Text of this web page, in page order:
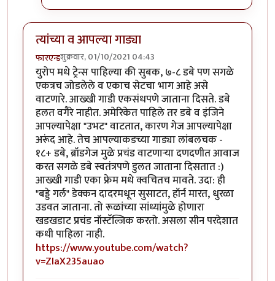
त्यांच्या व आपल्या गाड्या
फारएन्डशुक्रवार, 01/10/2021 04:43
युरोप मधे ट्रेन्स पाहिल्या की सुबक, ७-८ डबे पण सगळे
एकत्रच जोडलेले व एकाच सेटचा भाग आहे असे
वाटणारे. आख्खी गाडी एकसंधपणे जाताना दिसते. डबे
हलत वगैरे नाहीत. अमेरिकेत पाहिले तर डबे व इंजिने
आपल्यापेक्षा "उभट" वाटतात, कारण गेज आपल्यापेक्षा
अरूंद आहे. तेच आपल्याकडच्या गाड्या लांबलचक -
१८+ डबे, ब्रॉडगेज मुळे प्रचंड वाटणार्‍या दणदणीत आवाज
करत सगळे डबे स्वतंत्रपणे डुलत जाताना दिसतात :)
आख्खी गाडी एका फ्रेम मधे क्वचितच मावते. उदा: ही
"बड्डे गर्ल" डेक्कन दादरमधून सुसाटत, हॉर्न मारत, धुरळा
उडवत जाताना. तो रूळांच्या सांध्यांमुळे होणारा
खडखडाट प्रचंड नॉस्टॅल्जिक करतो. असला सीन परदेशात
कधी पाहिला नाही.
https://www.youtube.com/watch?
v=ZIaX235auao